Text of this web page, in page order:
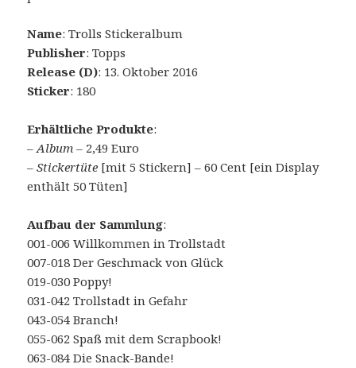
Name: Trolls Stickeralbum
Publisher: Topps
Release (D): 13. Oktober 2016
Sticker: 180
Erhältliche Produkte:
–Album – 2,49 Euro
–Stickertüte [mit 5 Stickern] – 60 Cent [ein Display
enthält 50 Tüten]
Aufbau der Sammlung:
001-006 Willkommen in Trollstadt
007-018 Der Geschmack von Glück
019-030 Poppy!
031-042 Trollstadt in Gefahr
043-054 Branch!
055-062 Spaß mit dem Scrapbook!
063-084 Die Snack-Bande!